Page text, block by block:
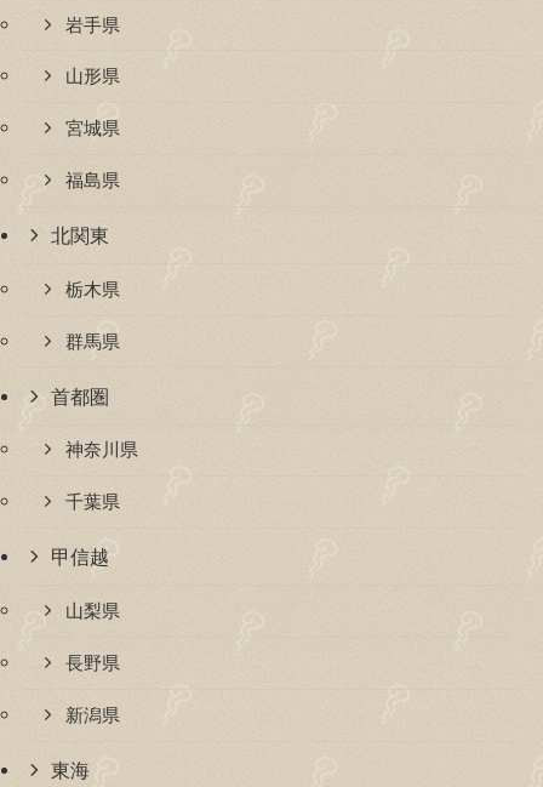
岩手県
山形県
宮城県
福島県
北関東
栃木県
群馬県
首都圏
神奈川県
千葉県
甲信越
山梨県
長野県
新潟県
東海